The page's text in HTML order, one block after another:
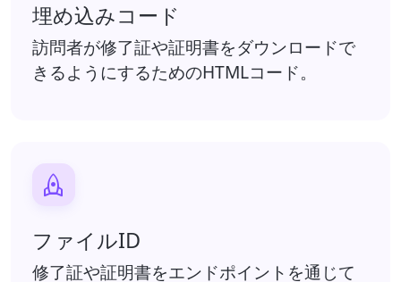
埋め込みコード
訪問者が修了証や証明書をダウンロードで
きるようにするためのHTMLコード。

ファイルID
修了証や証明書をエンドポイントを通じて